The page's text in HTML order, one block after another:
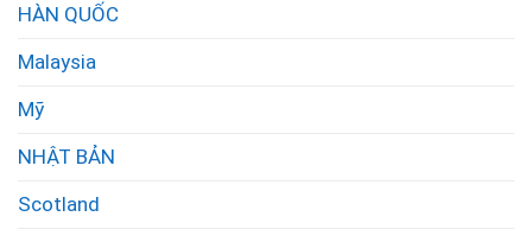
HÀN QUỐC
Malaysia
Mỹ
NHẬT BẢN
Scotland